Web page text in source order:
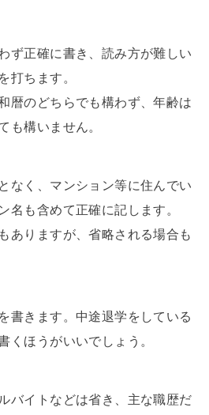
ず正確に書き、読み方が難しい
打ちます。
暦のどちらでも構わず、年齢は
も構いません。
なく、マンション等に住んでい
名も含めて正確に記します。
ありますが、省略される場合も
書きます。中途退学をしている
くほうがいいでしょう。
バイトなどは省き、主な職歴だ